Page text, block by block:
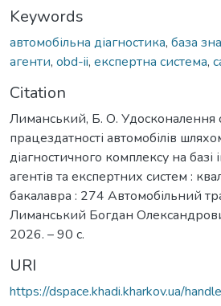
Keywords
автомобільна діагностика, база
агенти, obd-ii, експертна система,
Citation
Лиманський, Б. О. Удосконалення
працездатності автомобілів
діагностичного комплексу на базі
агентів та експертних систем :
бакалавра : 274 Автомобільний
Лиманський Богдан
2026. – 90 с.
URI
https://dspace.khadi.kharkov.ua/